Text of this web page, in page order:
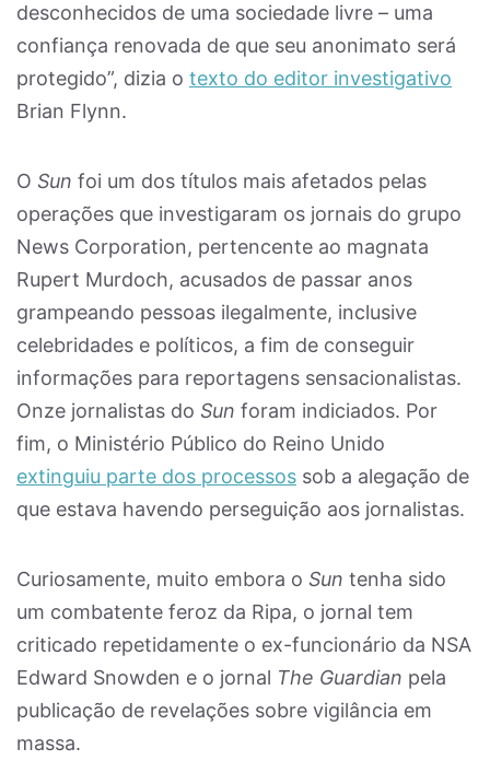
desconhecidos de uma sociedade livre – uma
confiança renovada de que seu anonimato será
protegido”, dizia o texto do editor investigativo
Brian Flynn.
O Sun foi um dos títulos mais afetados pelas
operações que investigaram os jornais do grupo
News Corporation, pertencente ao magnata
Rupert Murdoch, acusados de passar anos
grampeando pessoas ilegalmente, inclusive
celebridades e políticos, a fim de conseguir
informações para reportagens sensacionalistas.
Onze jornalistas do Sun foram indiciados. Por
fim, o Ministério Público do Reino Unido
extinguiu parte dos processos sob a alegação de
que estava havendo perseguição aos jornalistas.
Curiosamente, muito embora o Sun tenha sido
um combatente feroz da Ripa, o jornal tem
criticado repetidamente o ex-funcionário da NSA
Edward Snowden e o jornal The Guardian pela
publicação de revelações sobre vigilância em
massa.